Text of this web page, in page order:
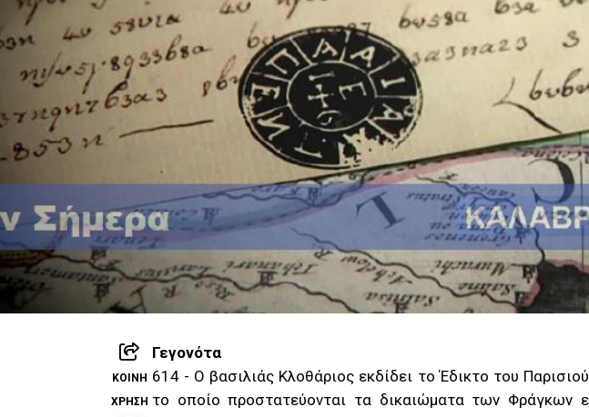
ΚΟΙΝΉ
ΧΡΉΣΗ
Γεγονότα
614 - Ο βασιλιάς Κλοθάριος εκδίδει το Έδικτο του
το οποίο προστατεύονται τα δικαιώματα των Φράγκων